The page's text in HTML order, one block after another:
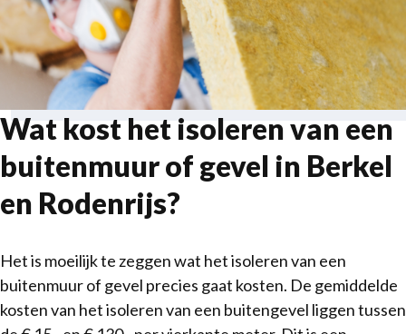
Wat kost het isoleren van een
buitenmuur of gevel in Berkel
en Rodenrijs?
Het is moeilijk te zeggen wat het isoleren van een
buitenmuur of gevel precies gaat kosten. De gemiddelde
kosten van het isoleren van een buitengevel liggen tussen